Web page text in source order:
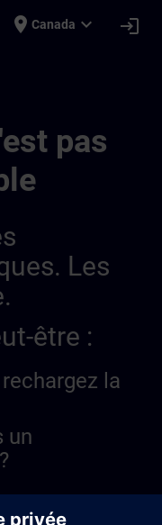
place Canada expand_more login
pas
Les
être :
la
un